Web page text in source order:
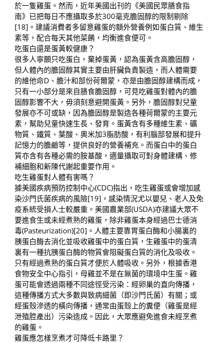
於一隻雞蛋。然而，近年美國出刊的《美國民眾膳食指
南》已把每日不應攝取多於300毫克膽固醇的限制剔除
[18]。建議消費者多留意雞蛋的額外營養例如蛋白質、維生
素等，配合每天其他菜餚，均衡進食便可。
吃蛋白還是蛋黃較健康？
很多人寧願只吃蛋白，棄掉蛋黃，認為蛋黃含高膽固醇，
但人體內的膽固醇其實主要由肝臟負責製造，而人體需要
的維他命D、膽汁和部份荷爾蒙，亦是由膽固醇建構而成，
只有一小部分是來自膳食膽固醇，可見吃雞蛋對體內的膽
固醇影響不大，毋須刻意避開蛋黃。另外，膽固醇對兒童
發展亦不可或缺，因為膽固醇是製造各種荷爾蒙的主要元
素，幫助兒童快速生長、發育。蛋黃含有多種維生素、礦
物質、鐵質、葉酸、奧米加3脂肪酸，有利腦部發展和提升
記憶力的膽鹼等，提供良好的營養補充。而蛋白中的蛋白
質亦含有各種必需的胺基酸，適量攝取可對身體建構、修
補細胞和新陳代謝起重要作用。
吃生雞蛋對人體有害嗎？
據美國疾病預防控制中心(CDC)指出，吃生雞蛋或會增加感
染沙門氏菌疾病的風險[19]，感染情況尤以嬰兒、老人及免
疫系統受損人士較嚴重。美國農業部(USDA)亦建議大眾不
要進食生或未經煮熟的雞蛋，除非雞蛋本身經過巴士德消
毒(Pasteurization)[20]。人體主要靠胃蛋白酶和小腸裏的
胰蛋白酶去消化並吸收雞蛋中的蛋白質，生雞蛋中的蛋清
裏有一種抗胰蛋白酶的物質會阻礙蛋白質的消化及吸收。
只有經過煮熟的蛋白質才便於人體吸收。另外，根據香港
食物安全中心指引，母雞並不是在無菌的環境中生蛋。雞
蛋可能會透過兩種不同途徑受污染：經卵巢的直向傳播，
這種傳播方式大多數與致病細菌（即沙門氏菌）有關；或
經蛋殼滲透的橫向傳播，通常由蛋殼上的糞便（雞蛋是經
泄殖腔產出）污染造成。因此，大眾應避免進食未經烹煮
的雞蛋。
雞蛋應怎樣烹煮才可降低卡路里？